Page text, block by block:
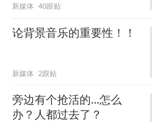
新媒体 40跟贴
论背景音乐的重要性！！
新媒体 2跟贴
旁边有个抢活的…怎么
办？人都过去了？